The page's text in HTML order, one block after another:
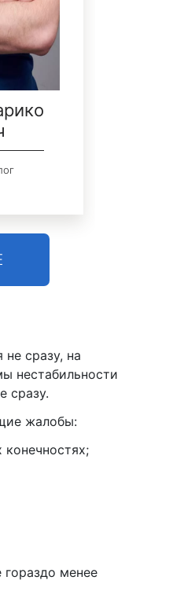
сразу, на
нестабильности
сразу.
жалобы:
гораздо менее